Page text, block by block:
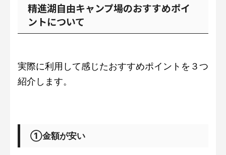
精進湖自由キャンプ場のおすすめポイ
ントについて
実際に利用して感じたおすすめポイントを３つ
紹介します。
①金額が安い